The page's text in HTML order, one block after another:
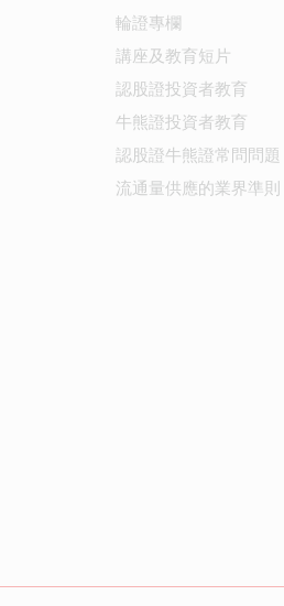
輪證專欄
講座及教育短片
認股證投資者教育
牛熊證投資者教育
認股證牛熊證常問問題
流通量供應的業界準則